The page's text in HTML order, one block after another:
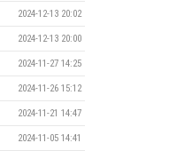
2024-12-13 20:02
2024-12-13 20:00
2024-11-27 14:25
2024-11-26 15:12
2024-11-21 14:47
2024-11-05 14:41